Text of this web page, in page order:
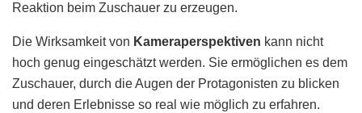
Reaktion beim Zuschauer zu erzeugen.
Die Wirksamkeit von Kameraperspektiven kann nicht
hoch genug eingeschätzt werden. Sie ermöglichen es dem
Zuschauer, durch die Augen der Protagonisten zu blicken
und deren Erlebnisse so real wie möglich zu erfahren.